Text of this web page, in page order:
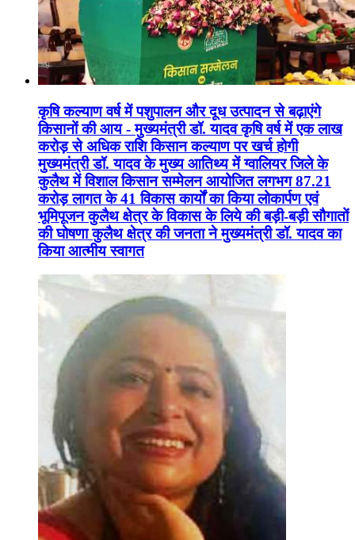
कृषि कल्याण वर्ष में पशुपालन और दूध उत्पादन से बढ़ाएंगे
किसानों की आय - मुख्यमंत्री डॉ. यादव कृषि वर्ष में एक लाख
करोड़ से अधिक राशि किसान कल्याण पर खर्च होगी
मुख्यमंत्री डॉ. यादव के मुख्य आतिथ्य में ग्वालियर जिले के
कुलैथ में विशाल किसान सम्मेलन आयोजित लगभग 87.21
करोड़ लागत के 41 विकास कार्यों का किया लोकार्पण एवं
भूमिपूजन कुलैथ क्षेत्र के विकास के लिये की बड़ी-बड़ी सौगातों
की घोषणा कुलैथ क्षेत्र की जनता ने मुख्यमंत्री डॉ. यादव का
किया आत्मीय स्वागत